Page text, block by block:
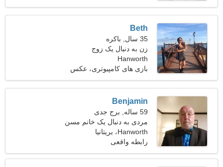
Beth
35 سال, باکره
زن به دنبال یک زوج
Hanworth
بازی های کامپیوتری، عکس
Benjamin
59 ساله, برج جدی
مردی به دنبال یک خانم مسن
49-56
Hanworth، بریتانیا
رابطه واقعی